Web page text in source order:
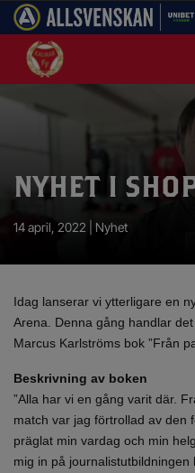
NYHET I
14 april, 2022 | Nyhet
Idag lanserar vi ytterligare en
Arena. Denna gång handlar
Marcus Karlströms bok ”Från
Beskrivning av boken
”Alla har vi en gång varit där.
match var jag förtrollad av den
präglat min vardag och min
mig in på